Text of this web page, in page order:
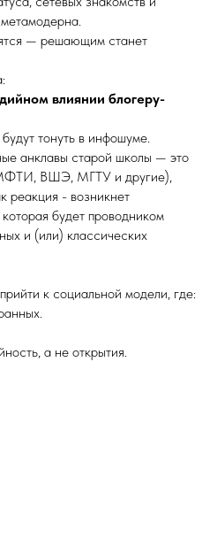
— решающим станет
влиянии блогеру-
тонуть в инфошуме.
анклавы старой школы — это
ВШЭ, МГТУ и другие),
реакция - возникнет
будет проводником
и (или) классических
к социальной модели, где:
а не открытия.